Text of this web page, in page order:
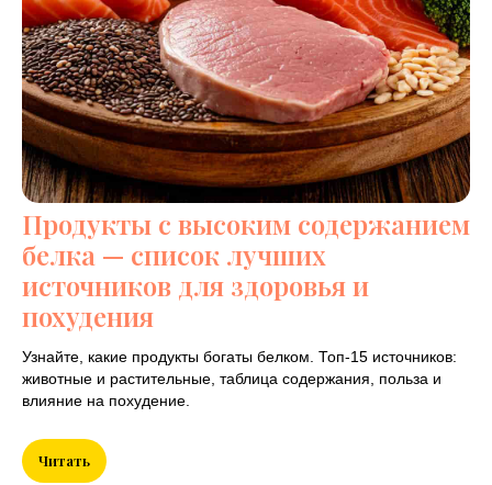
Продукты с высоким содержанием
белка — список лучших
источников для здоровья и
похудения
Узнайте, какие продукты богаты белком. Топ-15 источников:
животные и растительные, таблица содержания, польза и
влияние на похудение.
Читать